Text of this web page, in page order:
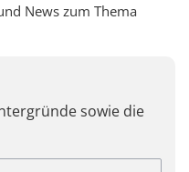
News zum Thema
sowie die